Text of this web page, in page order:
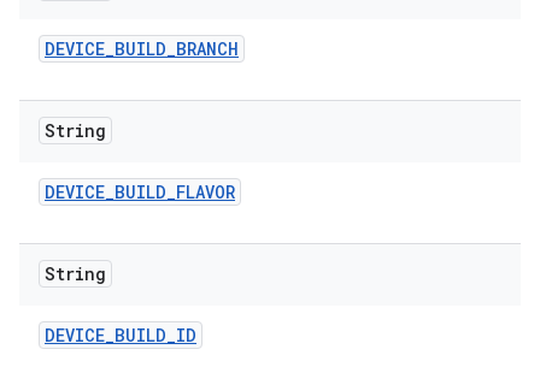
DEVICE_BUILD_BRANCH
String
DEVICE_BUILD_FLAVOR
String
DEVICE_BUILD_ID